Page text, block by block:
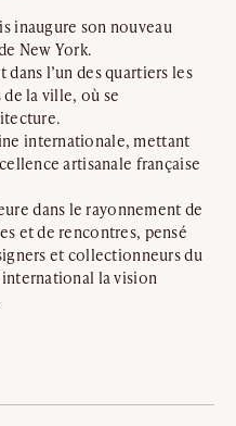
inaugure son nouveau
New York.
l’un des quartiers les
la ville, où se
internationale, mettant
artisanale française
dans le rayonnement de
et de rencontres, pensé
et collectionneurs du
la vision